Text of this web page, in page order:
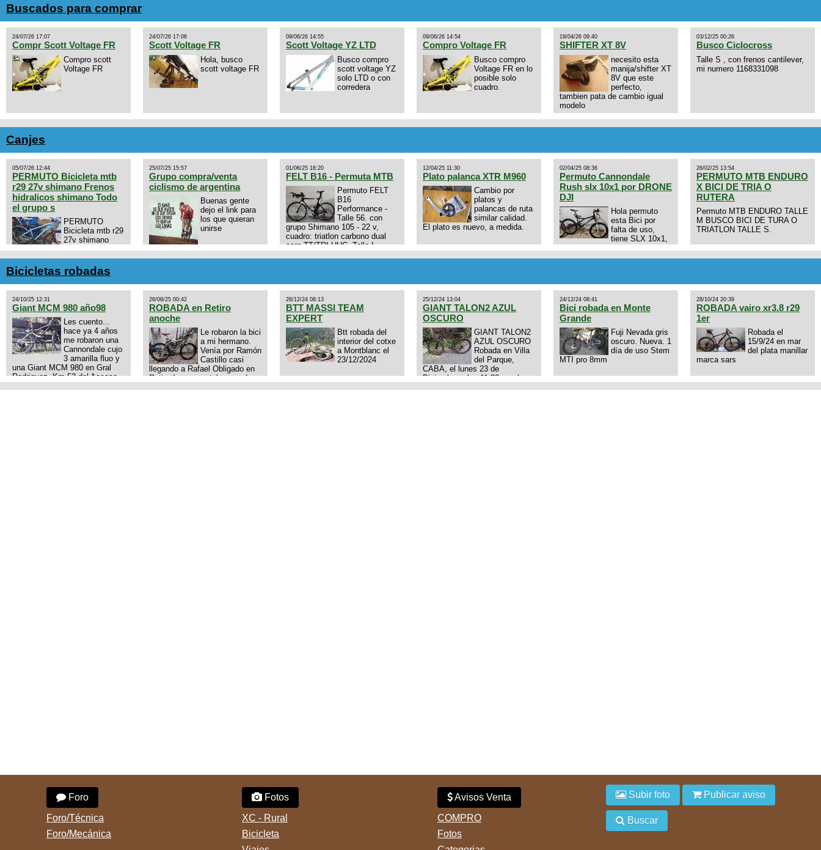
Buscados para comprar
24/07/26 17:07
Compr Scott Voltage FR
Compro scott
Voltage FR
24/07/26 17:06
Scott Voltage FR
Hola, busco
scott voltage FR
09/06/26 14:55
Scott Voltage YZ LTD
Busco compro
scott voltage YZ
solo LTD o con
corredera
09/06/26 14:54
Compro Voltage FR
Busco compro
Voltage FR en lo
posible solo
cuadro.
19/04/26 09:40
SHIFTER XT 8V
necesito esta
manija/shifter XT
8V que este
perfecto,
tambien pata de cambio igual
modelo
03/12/25 00:26
Busco Ciclocross
Talle S , con frenos cantilever,
mi numero 1168331098
Canjes
05/07/26 12:44
PERMUTO Bicicleta mtb
r29 27v shimano Frenos
hidralicos shimano Todo
el grupo s
PERMUTO
Bicicleta mtb r29
27v shimano
Frenos hidralicos
shimano Todo el grupo shimano
Talle s/m Permuto x pistera o
ruta talle s o m.
25/07/25 15:57
Grupo compra/venta
ciclismo de argentina
Buenas gente
dejo el link para
los que quieran
unirse
https://chat.whatsapp.com/E4N9zhVk9wHFFzK7T345Kn?
mode=ac_t
01/06/25 18:20
FELT B16 - Permuta MTB
Permuto FELT
B16
Performance -
Talle 56. con
grupo Shimano 105 - 22 v,
cuadro: triatlon carbono dual
aero TT/TRI UHC. Talle L.
12/04/25 11:30
Plato palanca XTR M960
Cambio por
platos y
palancas de ruta
similar calidad.
El plato es nuevo, a medida.
02/04/25 08:36
Permuto Cannondale
Rush slx 10x1 por DRONE
DJI
Hola permuto
esta Bici por
falta de uso,
tiene SLX 10x1,
Axon tope de gama con
drone de la marca Dji, les dejo
3434568861 saludos
26/02/25 13:54
PERMUTO MTB ENDURO
X BICI DE TRIA O
RUTERA
Permuto MTB ENDURO TALLE
M BUSCO BICI DE TURA O
TRIATLON TALLE S.
Bicicletas robadas
24/10/25 12:31
Giant MCM 980 año98
Les cuento...
hace ya 4 años
me robaron una
Cannondale cujo
3 amarilla fluo y
una Giant MCM 980 en Gral
Rodriguez. Km 53 del Acceso
26/08/25 00:42
ROBADA en Retiro
anoche
Le robaron la bici
a mi hermano.
Venía por Ramón
Castillo casi
llegando a Rafael Obligado en
Retiro (zona puerto) a eso de
26/12/24 08:13
BTT MASSI TEAM
EXPERT
Btt robada del
interior del cotxe
a Montblanc el
23/12/2024
25/12/24 13:04
GIANT TALON2 AZUL
OSCURO
GIANT TALON2
AZUL OSCURO
Robada en Villa
del Parque,
CABA, el lunes 23 de
Diciembre a las 11:38 am, hay
24/12/24 08:41
Bici robada en Monte
Grande
Fuji Nevada gris
oscuro. Nueva. 1
día de uso Stem
MTI pro 8mm
28/10/24 20:39
ROBADA vairo xr3.8 r29
1er
Robada el
15/9/24 en mar
del plata manillar
marca sars
Foro
Foro/Técnica
Foro/Mecánica
Fotos
XC - Rural
Bicicleta
Avisos Venta
COMPRO
Fotos
Subir foto Publicar aviso
Buscar